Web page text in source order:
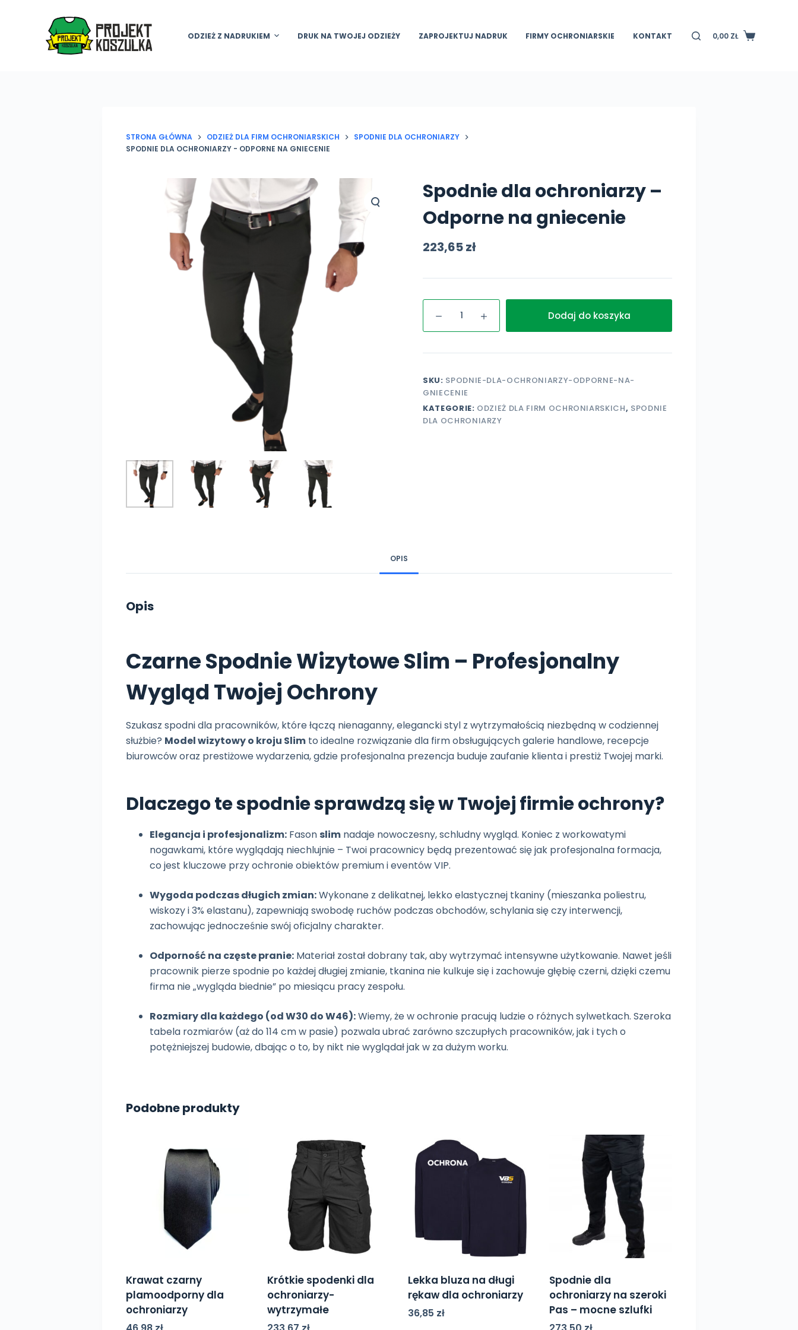
ODZIEŻ Z NADRUKIEM DRUK NA TWOJEJ ODZIEŻY ZAPROJEKTUJ NADRUK FIRMY OCHRONIARSKIE KONTAKT Koszyk
0,00 ZŁ
STRONA GŁÓWNA ODZIEŻ DLA FIRM OCHRONIARSKICH
SPODNIE DLA OCHRONIARZY
SPODNIE DLA OCHRONIARZY - ODPORNE NA GNIECENIE
Spodnie dla ochroniarzy –
Odporne na gniecenie
223,65zł
Spodnie
dla
Odporne
na
gniecenie
Dodaj do koszyka
SKU: SPODNIE-DLA-OCHRONIARZY-ODPORNE-NA-
GNIECENIE
KATEGORIE: ODZIEŻ DLA FIRM OCHRONIARSKICH, SPODNIE
DLA OCHRONIARZY
OPIS
Opis
Czarne Spodnie Wizytowe Slim – Profesjonalny
Wygląd Twojej Ochrony
Szukasz spodni dla pracowników, które łączą nienaganny, elegancki styl z wytrzymałością niezbędną w codziennej
służbie? Model wizytowy o kroju Slim to idealne rozwiązanie dla firm obsługujących galerie handlowe, recepcje
biurowców oraz prestiżowe wydarzenia, gdzie profesjonalna prezencja buduje zaufanie klienta i prestiż Twojej marki.
Dlaczego te spodnie sprawdzą się w Twojej firmie ochrony?
Elegancja i profesjonalizm: Fason slim nadaje nowoczesny, schludny wygląd. Koniec z workowatymi
nogawkami, które wyglądają niechlujnie – Twoi pracownicy będą prezentować się jak profesjonalna formacja,
co jest kluczowe przy ochronie obiektów premium i eventów VIP.
Wygoda podczas długich zmian:Wykonane z delikatnej, lekko elastycznej tkaniny (mieszanka poliestru,
wiskozy i 3% elastanu), zapewniają swobodę ruchów podczas obchodów, schylania się czy interwencji,
zachowując jednocześnie swój oficjalny charakter.
Odporność na częste pranie: Materiał został dobrany tak, aby wytrzymać intensywne użytkowanie. Nawet jeśli
pracownik pierze spodnie po każdej długiej zmianie, tkanina nie kulkuje się i zachowuje głębię czerni, dzięki czemu
firma nie „wygląda biednie” po miesiącu pracy zespołu.
Rozmiary dla każdego (od W30 do W46):Wiemy, że w ochronie pracują ludzie o różnych sylwetkach. Szeroka
tabela rozmiarów (aż do 114 cm w pasie) pozwala ubrać zarówno szczupłych pracowników, jak i tych o
potężniejszej budowie, dbając o to, by nikt nie wyglądał jak w za dużym worku.
Podobne produkty
Krawat czarny
plamoodporny dla
ochroniarzy
Krótkie spodenki dla
ochroniarzy-
wytrzymałe
Lekka bluza na długi
rękaw dla ochroniarzy
36,85 zł
Spodnie dla
ochroniarzy na szeroki
Pas – mocne szlufki